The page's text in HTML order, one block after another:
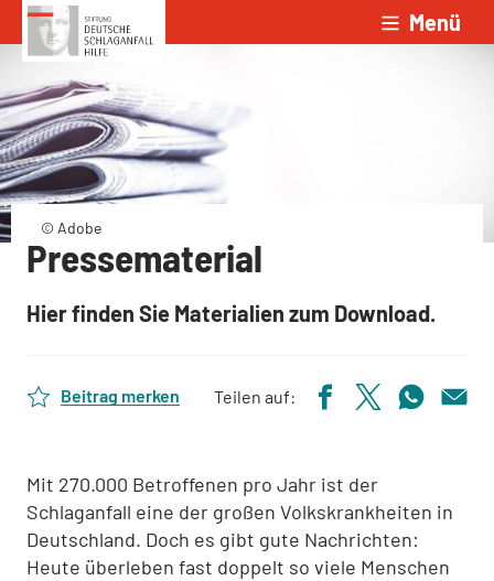
Zum Inhalt springen Menü
© Adobe
Pressematerial
Hier finden Sie Materialien zum Download.
Beitrag merken Teilen auf:
Mit 270.000 Betroffenen pro Jahr ist der
Schlaganfall eine der großen Volkskrankheiten in
Deutschland. Doch es gibt gute Nachrichten:
Heute überleben fast doppelt so viele Menschen